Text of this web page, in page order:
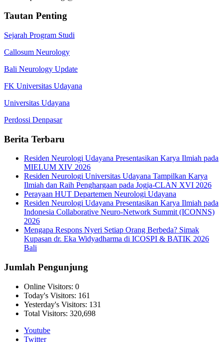
Tautan Penting
Sejarah Program Studi
Callosum Neurology
Bali Neurology Update
FK Universitas Udayana
Universitas Udayana
Perdossi Denpasar
Berita Terbaru
Residen Neurologi Udayana Presentasikan Karya Ilmiah pada
MIELUM XIV 2026
Residen Neurologi Universitas Udayana Tampilkan Karya
Ilmiah dan Raih Penghargaan pada Jogja-CLAN XVI 2026
Perayaan HUT Departemen Neurologi Udayana
Residen Neurologi Udayana Presentasikan Karya Ilmiah pada
Indonesia Collaborative Neuro-Network Summit (ICONNS)
2026
Mengapa Respons Nyeri Setiap Orang Berbeda? Simak
Kupasan dr. Eka Widyadharma di ICOSPI & BATIK 2026
Bali
Jumlah Pengunjung
Online Visitors: 0
Today's Visitors: 161
Yesterday's Visitors: 131
Total Visitors: 320,698
Youtube
Twitter